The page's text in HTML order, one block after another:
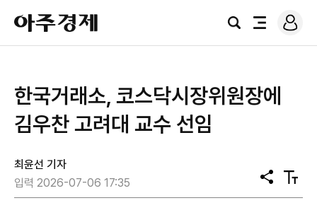
아
주
경
검
전
로
그
한국거래소, 코스닥시장위원장에
김우찬 고려대 교수 선임
최윤선 기자
입력 2026-07-06 17:35
공
유
텍
스